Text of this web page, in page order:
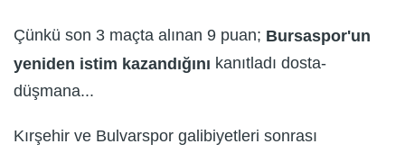
Çünkü son 3 maçta alınan 9 puan; Bursaspor'un
yeniden istim kazandığını kanıtladı dosta-
düşmana...
Kırşehir ve Bulvarspor galibiyetleri sonrası